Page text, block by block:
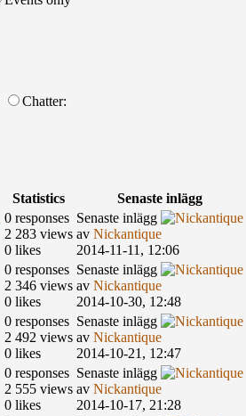
Chatter:
Statistics
Senaste inlägg
0 responses
2 283 views
0 likes
Senaste inlägg
av Nickantique
2014-11-11, 12:06
0 responses
2 346 views
0 likes
Senaste inlägg
av Nickantique
2014-10-30, 12:48
0 responses
2 492 views
0 likes
Senaste inlägg
av Nickantique
2014-10-21, 12:47
0 responses
2 555 views
0 likes
Senaste inlägg
av Nickantique
2014-10-17, 21:28